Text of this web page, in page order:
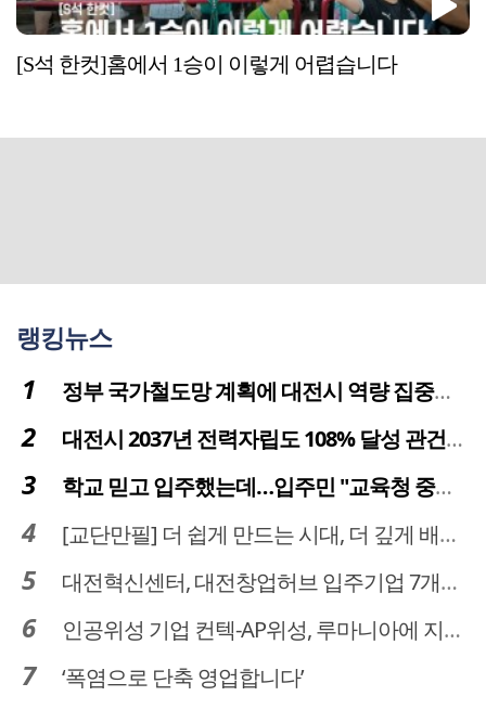
[S석 한컷]홈에서 1승이 이렇게 어렵습니다
랭킹뉴스
정부 국가철도망 계획에 대전시 역량 집중해야
대전시 2037년 전력자립도 108% 달성 관건은 '주민 수용성'
학교 믿고 입주했는데…입주민 "교육청 중재 나서라"
[교단만필] 더 쉽게 만드는 시대, 더 깊게 배우는 교육
대전혁신센터, 대전창업허브 입주기업 7개사 모집
인공위성 기업 컨텍-AP위성, 루마니아에 지상국 시스템 전수
‘폭염으로 단축 영업합니다’